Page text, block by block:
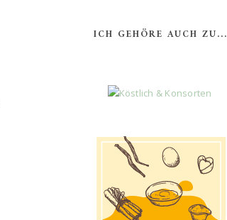
ICH GEHÖRE AUCH ZU...